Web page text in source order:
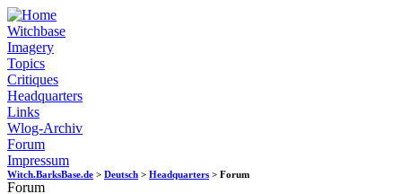
Witchbase
Imagery
Topics
Critiques
Headquarters
Links
Wlog-Archiv
Forum
Impressum
Witch.BarksBase.de > Deutsch > Headquarters > Forum
Forum